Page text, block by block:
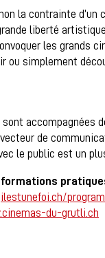
la contrainte
liberté
les grands
ou simplement
sont accompagnées
de
le public est un
ilestunefoi.ch/
du-grutli.ch